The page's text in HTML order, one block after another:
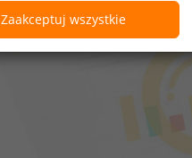
Zaakceptuj wszystkie